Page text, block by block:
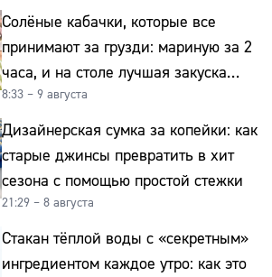
Солёные кабачки, которые все
принимают за грузди: мариную за 2
часа, и на столе лучшая закуска
к картошке
8:33 – 9 августа
Дизайнерская сумка за копейки: как
старые джинсы превратить в хит
сезона с помощью простой стежки
21:29 – 8 августа
Стакан тёплой воды с «секретным»
ингредиентом каждое утро: как это